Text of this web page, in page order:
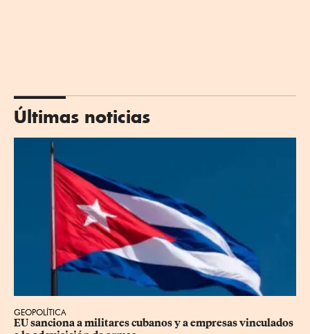
Últimas noticias
GEOPOLÍTICA
EU sanciona a militares cubanos y a empresas vinculados